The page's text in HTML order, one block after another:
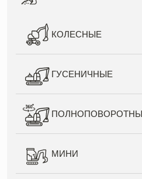
КОЛЕСНЫЕ
ГУСЕНИЧНЫЕ
МИНИ